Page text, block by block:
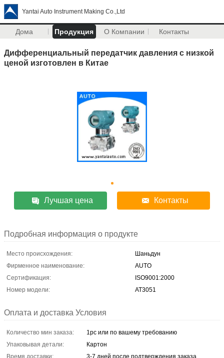
Yantai Auto Instrument Making Co.,Ltd
Дома Продукция О Компании Контакты
Дифференциальный передатчик давления с низкой
ценой изготовлен в Китае
Лучшая цена Контакты
Подробная информация о продукте
Место происхождения:
Шаньдун
Фирменное наименование:
AUTO
Сертификация:
ISO9001:2000
Номер модели:
AT3051
Оплата и доставка Условия
Количество мин заказа:
1pc или по вашему требованию
Упаковывая детали:
Картон
Время доставки:
3-7 дней после подтверждения заказа